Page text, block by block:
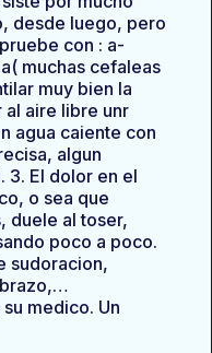
desde luego, pero
con : a-
muchas cefaleas
muy bien la
al aire libre unr
agua caiente con
algun
3. El dolor en el
o sea que
duele al toser,
poco a poco.
sudoracion,
medico. Un